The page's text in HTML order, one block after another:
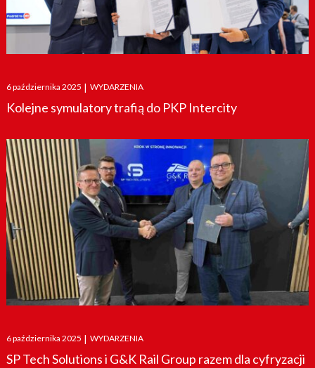
Posted
on
6 października 2025 | WYDARZENIA
Kolejne symulatory trafią do PKP Intercity
Posted
on
6 października 2025 | WYDARZENIA
SP Tech Solutions i G&K Rail Group razem dla cyfryzacji